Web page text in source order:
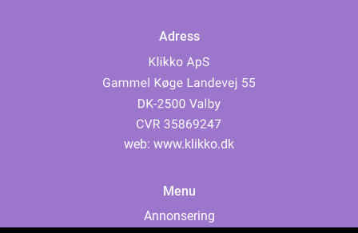
Adress
web: www.klikko.dk
Menu
Annonsering